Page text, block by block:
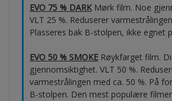
EVO 75 % DARKMørk film. Noe
VLT 25 %. Reduserer
Plasseres bak B-stolpen, ikke egnet
EVO 50 % SMOKE Røykfarget film.
gjennomsiktighet. VLT 50 %.
varmestrålingen med ca. 50 %. På
B-stolpen. Den mest populære